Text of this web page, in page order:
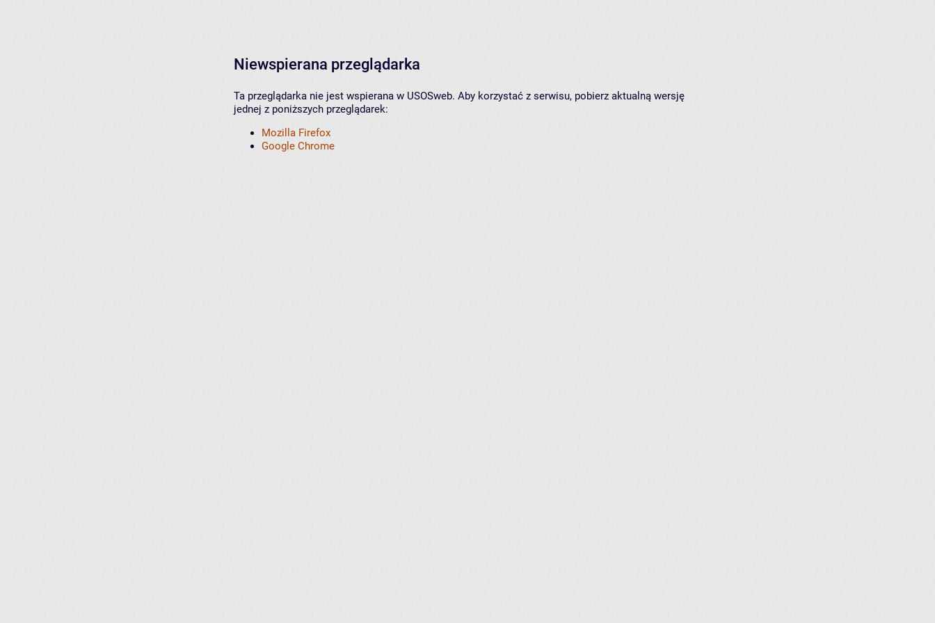
Niewspierana przeglądarka
Ta przeglądarka nie jest wspierana w USOSweb. Aby korzystać z serwisu, pobierz aktualną wersję
jednej z poniższych przeglądarek:
Mozilla Firefox
Google Chrome